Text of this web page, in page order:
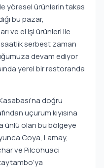
yöresel ürünlerin takas
bu pazar,
ve el işi ürünleri ile
saatlik serbest zaman
devam ediyor
yerel bir restoranda
doğru
uçurum kıyısına
ünlü olan bu bölgeye
Coya, Lamay,
ve Pilcohuaci